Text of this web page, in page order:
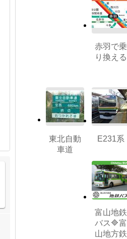
赤羽で乗
り換える
東北自動
車道
E231系
富山地鉄
バス🔷富
山地方鉄